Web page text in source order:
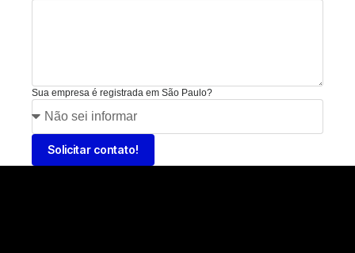
Sua empresa é registrada em São Paulo?
Solicitar contato!